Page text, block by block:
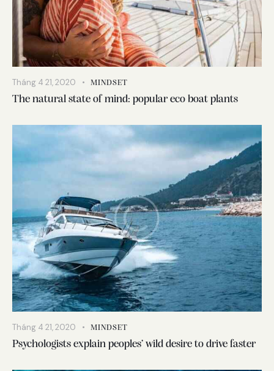
Tháng 4 21, 2020 MINDSET
The natural state of mind: popular eco boat plants
Tháng 4 21, 2020 MINDSET
Psychologists explain peoples’ wild desire to drive faster